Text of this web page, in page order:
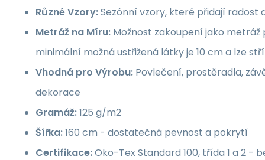
Různé Vzory:Sezónní vzory, které přidají radost
Metráž na Míru: Možnost zakoupení jako
minimální možná ustřižená látky je 10 cm a lze
Vhodná pro Výrobu: Povlečení, prostěradla,
dekorace
Gramáž:125 g/m2
Šířka:160 cm - dostatečná pevnost a pokrytí
Certifikace:Öko-Tex Standard 100, třída 1 a 2 -